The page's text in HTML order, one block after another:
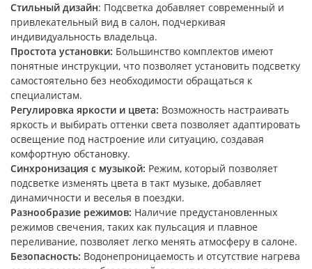
Стильный дизайн: Подсветка добавляет современный и
привлекательный вид в салон, подчеркивая
индивидуальность владельца.
Простота установки: Большинство комплектов имеют
понятные инструкции, что позволяет установить подсветку
самостоятельно без необходимости обращаться к
специалистам.
Регулировка яркости и цвета: Возможность настраивать
яркость и выбирать оттенки света позволяет адаптировать
освещение под настроение или ситуацию, создавая
комфортную обстановку.
Синхронизация с музыкой: Режим, который позволяет
подсветке изменять цвета в такт музыке, добавляет
динамичности и веселья в поездки.
Разнообразие режимов: Наличие предустановленных
режимов свечения, таких как пульсация и плавное
переливание, позволяет легко менять атмосферу в салоне.
Безопасность: Водонепроницаемость и отсутствие нагрева